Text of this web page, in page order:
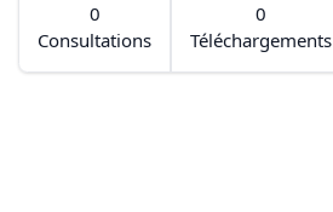
0
Consultations
0
Téléchargements